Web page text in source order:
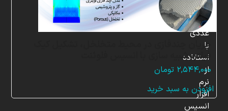
جریان چندفازی در محیط متخلخل، تشکیل کیک
فیلتر، شبیه سازی با انسیس فلوئنت
۲,۵۴۴,۰۰۰ تومان
افزودن به سبد خرید
شبیه
سازی
عددی
با
استفاده
از
نرم
افزار
انسیس